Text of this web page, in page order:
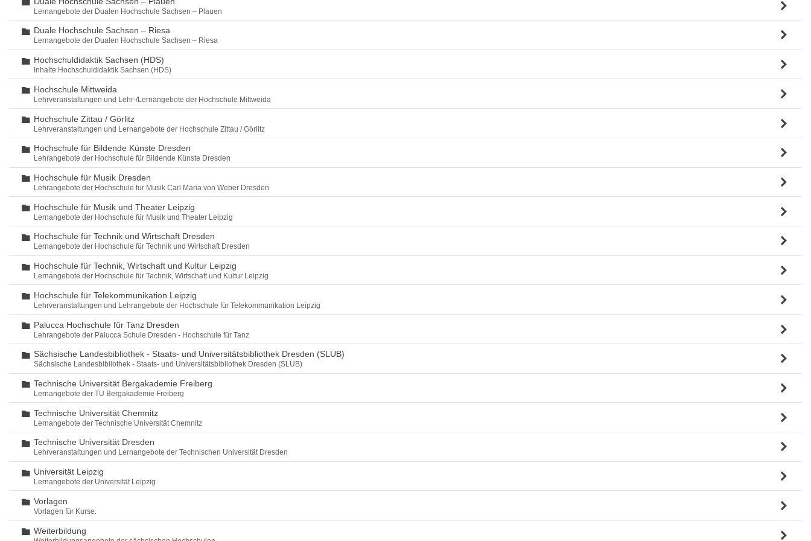
Lernangebote der Dualen Hochschule Sachsen – Plauen
Ordner
Duale Hochschule Sachsen – Riesa
Lernangebote der Dualen Hochschule Sachsen – Riesa
Ordner
Hochschuldidaktik Sachsen (HDS)
Inhalte Hochschuldidaktik Sachsen (HDS)
Ordner
Hochschule Mittweida
Lehrveranstaltungen und Lehr-/Lernangebote der Hochschule Mittweida
Ordner
Hochschule Zittau / Görlitz
Lehrveranstaltungen und Lernangebote der Hochschule Zittau / Görlitz
Ordner
Hochschule für Bildende Künste Dresden
Lehrangebote der Hochschule für Bildende Künste Dresden
Ordner
Hochschule für Musik Dresden
Lehrangebote der Hochschule für Musik Carl Maria von Weber Dresden
Ordner
Hochschule für Musik und Theater Leipzig
Lernangebote der Hochschule für Musik und Theater Leipzig
Ordner
Hochschule für Technik und Wirtschaft Dresden
Lernangebote der Hochschule für Technik und Wirtschaft Dresden
Ordner
Hochschule für Technik, Wirtschaft und Kultur Leipzig
Lernangebote der Hochschule für Technik, Wirtschaft und Kultur Leipzig
Ordner
Hochschule für Telekommunikation Leipzig
Lehrveranstaltungen und Lehrangebote der Hochschule für Telekommunikation Leipzig
Ordner
Palucca Hochschule für Tanz Dresden
Lehrangebote der Palucca Schule Dresden - Hochschule für Tanz
Ordner
Sächsische Landesbibliothek - Staats- und Universitätsbibliothek Dresden (SLUB)
Sächsische Landesbibliothek - Staats- und Universitätsbibliothek Dresden (SLUB)
Ordner
Technische Universität Bergakademie Freiberg
Lernangebote der TU Bergakademie Freiberg
Ordner
Technische Universität Chemnitz
Lernangebote der Technische Universität Chemnitz
Ordner
Technische Universität Dresden
Lehrveranstaltungen und Lernangebote der Technischen Universität Dresden
Ordner
Universität Leipzig
Lernangebote der Universität Leipzig
Ordner
Vorlagen
Vorlagen für Kurse.
Ordner
Weiterbildung